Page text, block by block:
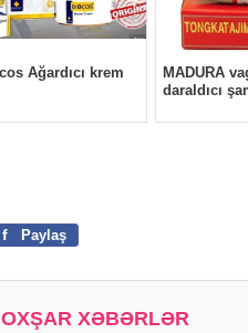
f Paylaş
OXŞAR XƏBƏRLƏR